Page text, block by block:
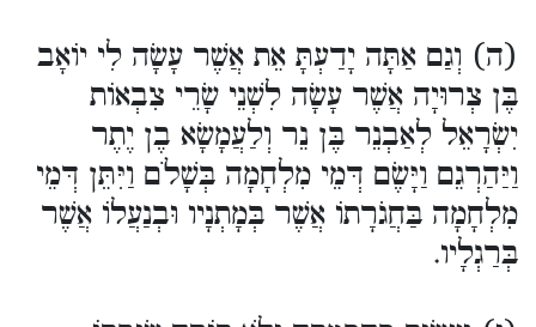
(ה) וְגַם אַתָּה יָדַעְתָּ אֵת אֲשֶׁר עָשָׂה לִי יוֹאָב
בֶּן צְרוּיָה אֲשֶׁר עָשָׂה לִשְׁנֵי שָׂרֵי צִבְאוֹת
יִשְׂרָאֵל לְאַבְנֵר בֶּן נֵר וְלַעֲמָשָׂא בֶן יֶתֶר
וַיַּהַרְגֵם וַיָּשֶׂם דְּמֵי מִלְחָמָה בְּשָׁלֹם וַיִּתֵּן דְּמֵי
מִלְחָמָה בַּחֲגֹרָתוֹ אֲשֶׁר בְּמָתְנָיו וּבְנַעֲלוֹ אֲשֶׁר
בְּרַגְלָיו.